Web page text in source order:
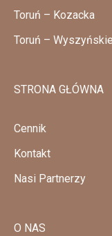
Toruń – Kozacka
Toruń –
STRONA GŁÓWNA
Cennik
Kontakt
Nasi Partnerzy
O NAS